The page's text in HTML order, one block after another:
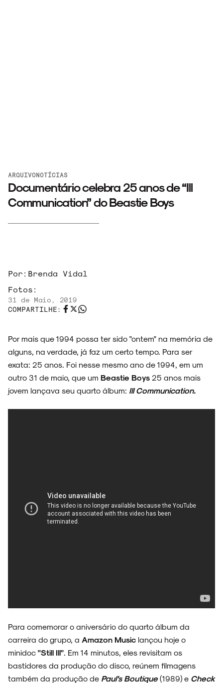
ARQUIVO
ENTREVISTAS
ESPECIAIS
NOVIDADES
ARQUIVONOTÍCIAS
Documentário celebra 25 anos de “Ill
Communication” do Beastie Boys
Por: Brenda Vidal
Fotos:
31 de Maio, 2019
COMPARTILHE:
Por mais que 1994 possa ter sido "ontem" na memória de
alguns, na verdade, já faz um certo tempo. Para ser
exata: 25 anos. Foi nesse mesmo ano de 1994, em um
outro 31 de maio, que um Beastie Boys 25 anos mais
jovem lançava seu quarto álbum: Ill Communication.
Para comemorar o aniversário do quarto álbum da
carreira do grupo, a Amazon Music lançou hoje o
minidoc "Still Ill" . Em 14 minutos, eles revisitam os
bastidores da produção do disco, reúnem filmagens
também da produção de Paul’s Boutique(1989) e Check